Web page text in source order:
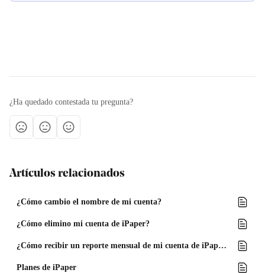
¿Ha quedado contestada tu pregunta?
Artículos relacionados
¿Cómo cambio el nombre de mi cuenta?
¿Cómo elimino mi cuenta de iPaper?
¿Cómo recibir un reporte mensual de mi cuenta de iPaper en mi correo electrónico?
Planes de iPaper